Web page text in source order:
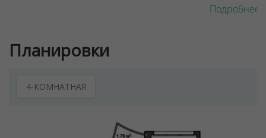
Подробнее
Планировки
4-КОМНАТНАЯ